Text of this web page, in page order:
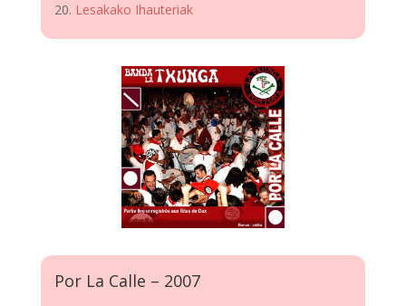
Lesakako Ihauteriak
Por La Calle – 2007